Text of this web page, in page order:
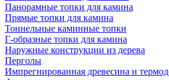
Панорамные топки для камина
Прямые топки для камина
Тоннельные каминные топки
Г-образные топки для камина
Наружные конструкции из дерева
Перголы
Импрегнированная древесина и